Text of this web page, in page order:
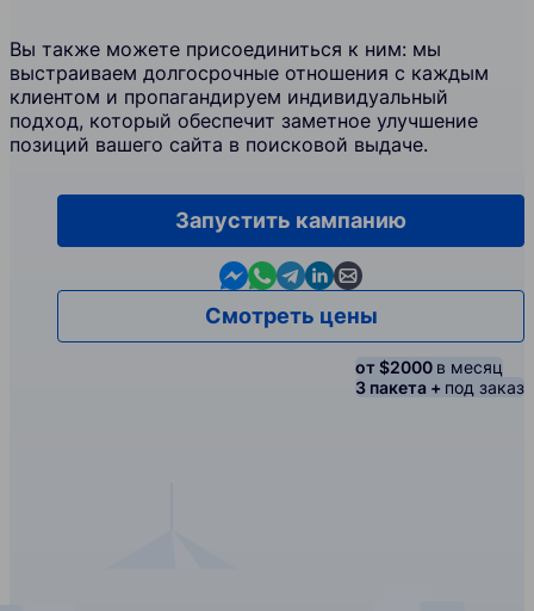
Вы также можете присоединиться к ним: мы
выстраиваем долгосрочные отношения с каждым
клиентом и пропагандируем индивидуальный
подход, который обеспечит заметное улучшение
позиций вашего сайта в поисковой выдаче.
Запустить кампанию
Contact us in Messenger
Contact us in WhatsApp
Contact us in Telegram
Contact us in Linkedin
Contact us by email
Смотреть цены
от $2000 в месяц
3 пакета + под заказ